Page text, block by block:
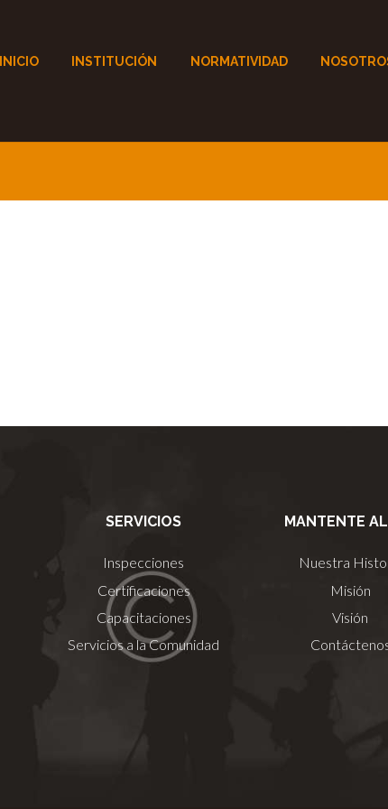
INICIO INSTITUCIÓN NORMATIVIDAD
SERVICIOS
Inspecciones
Certificaciones
Capacitaciones
Servicios a la Comunidad
MANTENTE
Nuestra
Misión
Visión